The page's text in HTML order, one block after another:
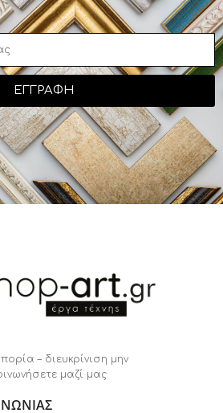
ΕΓΓΡΑΦΗ
– διευκρίνιση μην
μαζί μας